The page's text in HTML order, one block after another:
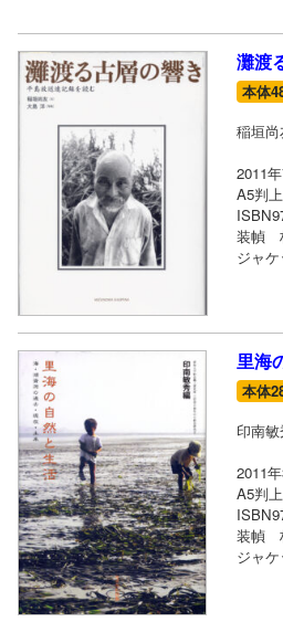
灘渡
本体
稲垣
2011
A5判
装幀
ジャ
里海
本体
印南
2011
A5判
装幀
ジャ